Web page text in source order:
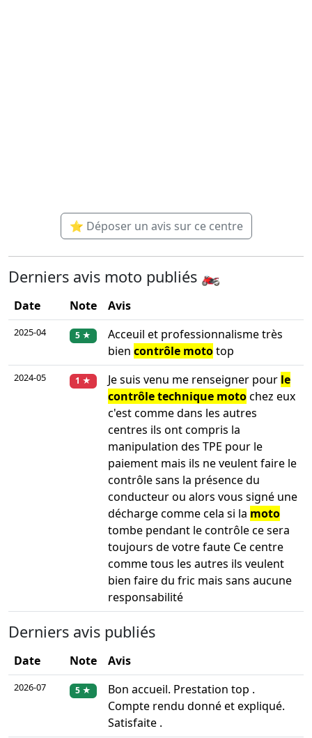
⭐ Déposer un avis sur ce centre
Derniers avis moto publiés 🏍️
Date Note Avis
2025-04 5 ★
Acceuil et professionnalisme très
bien contrôle mototop
2024-05 1 ★ Je suis venu me renseigner pour le
contrôle technique motochez eux
c'est comme dans les autres
centres ils ont compris la
manipulation des TPE pour le
paiement mais ils ne veulent faire le
contrôle sans la présence du
conducteur ou alors vous signé une
décharge comme cela si la moto
tombe pendant le contrôle ce sera
toujours de votre faute Ce centre
comme tous les autres ils veulent
bien faire du fric mais sans aucune
responsabilité
Derniers avis publiés
Date Note Avis
2026-07 5 ★
Bon accueil. Prestation top .
Compte rendu donné et expliqué.
Satisfaite .